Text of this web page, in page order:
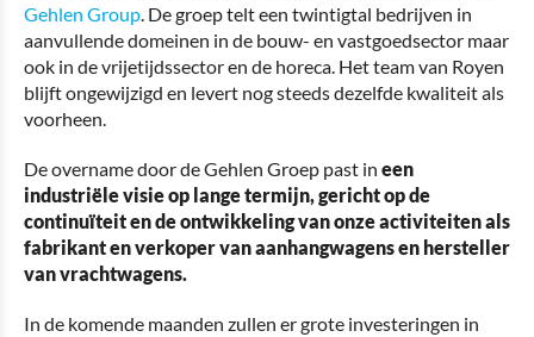
Gehlen Group. De groep telt een twintigtal bedrijven in
aanvullende domeinen in de bouw- en vastgoedsector maar
ook in de vrijetijdssector en de horeca. Het team van Royen
blijft ongewijzigd en levert nog steeds dezelfde kwaliteit als
voorheen.
De overname door de Gehlen Groep past in een
industriële visie op lange termijn, gericht op de
continuïteit en de ontwikkeling van onze activiteiten als
fabrikant en verkoper van aanhangwagens en hersteller
van vrachtwagens.
In de komende maanden zullen er grote investeringen in